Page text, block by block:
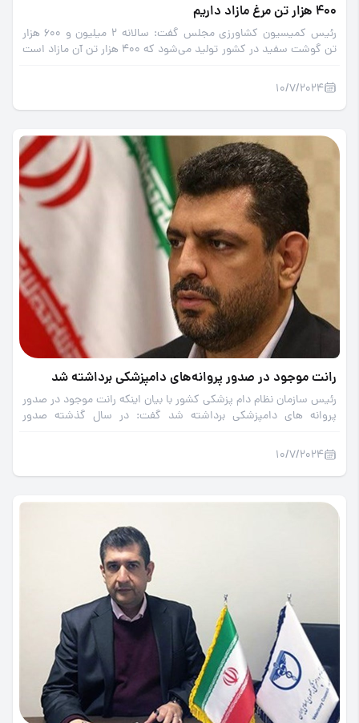
400 هزار تن مرغ مازاد داریم
رئیس کمیسیون کشاورزی مجلس گفت: سالانه 2 میلیون و 600 هزار
تن گوشت سفید در کشور تولید می‌شود که 400 هزار تن آن مازاد است
10/7/2024
رانت موجود در صدور پروانه‌های دامپزشکی برداشته شد
رئیس سازمان نظام دام پزشکی کشور با بیان اینکه رانت موجود در صدور
پروانه های دامپزشکی برداشته شد گفت: در سال گذشته صدور
درصدی همراه بوده است.
10/7/2024